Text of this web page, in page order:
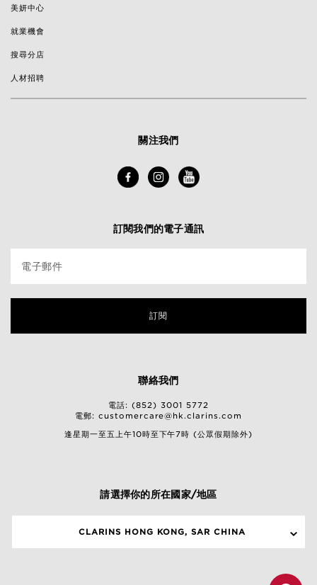
美妍中心
就業機會
搜尋分店
人材招聘
關注我們
訂閱我們的電子通訊
電子郵件
訂閱
聯絡我們
電話: (852) 3001 5772
電郵: customercare@hk.clarins.com
逢星期一至五上午10時至下午7時 (公眾假期除外)
請選擇你的所在國家/地區
CLARINS HONG KONG, SAR CHINA